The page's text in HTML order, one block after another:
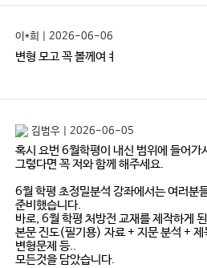
이*희 | 2026-06-06
변형 모고 꼭 볼께여ㅕ
김범우 | 2026-06-05
혹시 요번 6월학평이 내신 범위에 들어가
그렇다면 꼭 저와 함께 해주세요.
6월 학평 초정밀분석 강좌에서는 여러분
준비했습니다.
바로, 6월 학평 처방전 교재를 제작하게
본문 진도(필기용) 자료 + 지문 분석 +
변형문제 등..
모든것을 담았습니다.